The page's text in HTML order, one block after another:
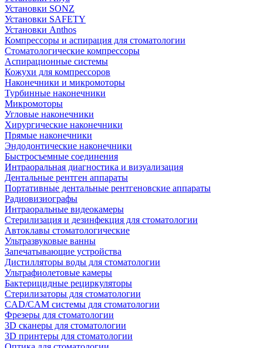
Установки SONZ
Установки SAFETY
Установки Anthos
Компрессоры и аспирация для стоматологии
Стоматологические компрессоры
Аспирационные системы
Кожухи для компрессоров
Наконечники и микромоторы
Турбинные наконечники
Микромоторы
Угловые наконечники
Хирургические наконечники
Прямые наконечники
Эндодонтические наконечники
Быстросъемные соединения
Интраоральная диагностика и визуализация
Дентальные рентген аппараты
Портативные дентальные рентгеновские аппараты
Радиовизиографы
Интраоральные видеокамеры
Стерилизация и дезинфекция для стоматологии
Автоклавы стоматологические
Ультразвуковые ванны
Запечатывающие устройства
Дистилляторы воды для стоматологии
Ультрафиолетовые камеры
Бактерицидные рециркуляторы
Стерилизаторы для стоматологии
CAD/CAM системы для стоматологии
Фрезеры для стоматологии
3D cканеры для стоматологии
3D принтеры для стоматологии